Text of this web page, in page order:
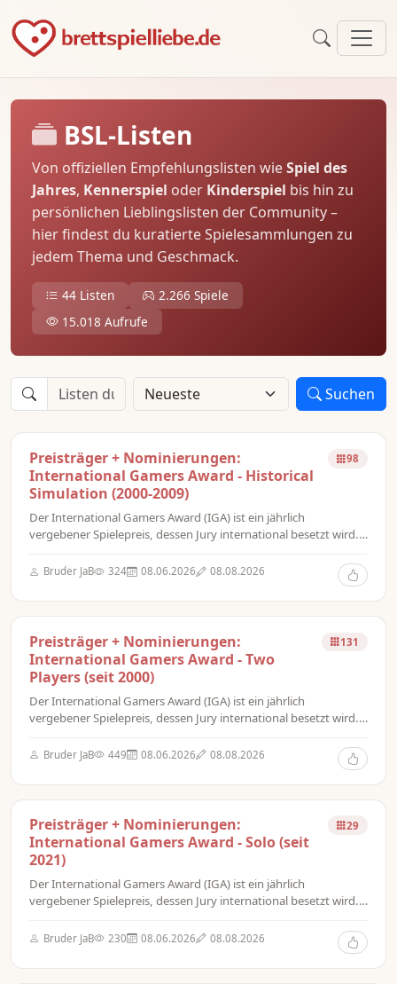
BSL-Listen
Von offiziellen Empfehlungslisten wieSpiel des
Jahres, Kennerspiel oder Kinderspiel bis hin zu
persönlichen Lieblingslisten der Community –
hier findest du kuratierte Spielesammlungen zu
jedem Thema und Geschmack.
44 Listen
2.266 Spiele
15.018 Aufrufe
Suchen
Preisträger + Nominierungen:
International Gamers Award - Historical
Simulation (2000-2009)
98
Der International Gamers Award (IGA) ist ein jährlich
vergebener Spielepreis, dessen Jury international besetzt wird.
Strategy Games mit den Optionen Multiplayer für
Mehrspielerspiele und Two Player für 2-Personen-Spiele sowie
Bruder JaB 324 08.06.2026 08.08.2026
Preisträger + Nominierungen:
International Gamers Award - Two
Players (seit 2000)
131
Der International Gamers Award (IGA) ist ein jährlich
vergebener Spielepreis, dessen Jury international besetzt wird.
Strategy Games mit den Optionen Multiplayer für
Mehrspielerspiele und Two Player für 2-Personen-Spiele sowie
Bruder JaB 449 08.06.2026 08.08.2026
Preisträger + Nominierungen:
International Gamers Award - Solo (seit
2021)
29
Der International Gamers Award (IGA) ist ein jährlich
vergebener Spielepreis, dessen Jury international besetzt wird.
Strategy Games mit den Optionen Multiplayer für
Mehrspielerspiele und Two Player für 2-Personen-Spiele sowie
Bruder JaB 230 08.06.2026 08.08.2026